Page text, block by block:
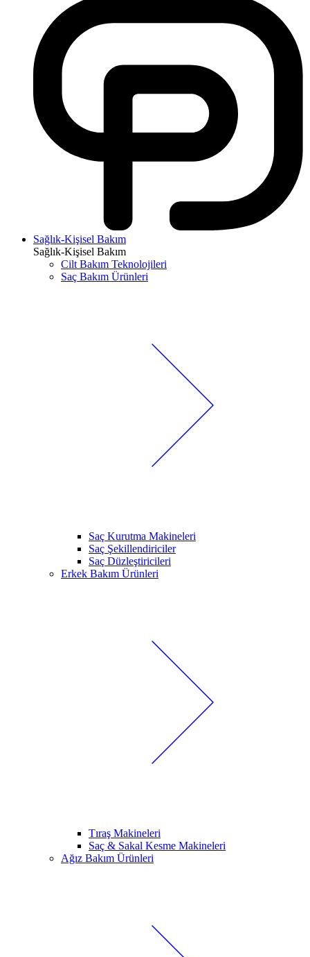
Sağlık-Kişisel Bakım
Sağlık-Kişisel Bakım
Cilt Bakım Teknolojileri
Saç Bakım Ürünleri
Saç Kurutma Makineleri
Saç Şekillendiriciler
Saç Düzleştiricileri
Erkek Bakım Ürünleri
Tıraş Makineleri
Saç & Sakal Kesme Makineleri
Ağız Bakım Ürünleri